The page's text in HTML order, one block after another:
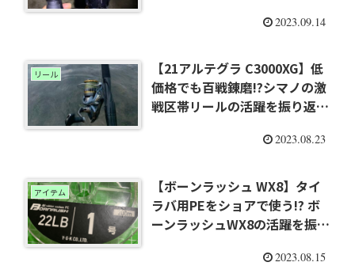
2023.09.14
リール
【21アルテグラ C3000XG】低
価格でも百戦錬磨!?シマノの激
戦区帯リールの活躍を振り返る
2023.08.23
アイテム
【ボーンラッシュ WX8】タイ
ラバ用PEをショアで使う!? ボ
ーンラッシュWX8の活躍を振り
2023.08.15